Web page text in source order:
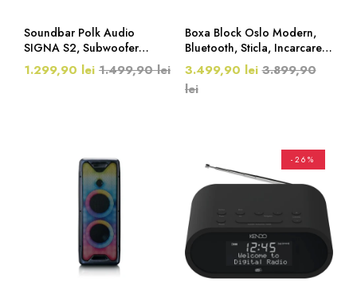
Soundbar Polk Audio
SIGNA S2, Subwoofer
Wireless, Bluetooth, HDMI
ARC, Polk VoiceAdjust,
1.299,90 lei 1.499,90 lei
Boxa Block Oslo Modern,
Bluetooth, Sticla, Incarcare
Wireless, Subwoofer, Negru
3.499,90 lei 3.899,90
lei
-26%